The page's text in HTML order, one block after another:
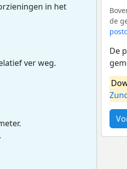
in het
ver weg.
de
De